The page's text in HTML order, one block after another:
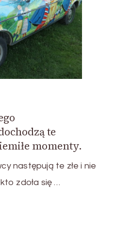
te
momenty.
następują te złe i nie
zdoła się …